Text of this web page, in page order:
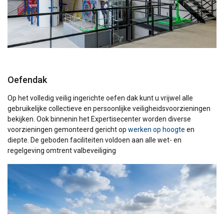
Oefendak
Op het volledig veilig ingerichte oefen dak kunt u vrijwel alle
gebruikelijke collectieve en persoonlijke veiligheidsvoorzieningen
bekijken. Ook binnenin het Expertisecenter worden diverse
voorzieningen gemonteerd gericht op werken op hoogte en
diepte. De geboden faciliteiten voldoen aan alle wet- en
regelgeving omtrent valbeveiliging
DUTCH
Deze website maakt gebruik van
We gebruiken cookies om inhoud en
advertenties te personaliseren en om ons
verkeer te analyseren. We delen ook informatie
over uw gebruik van onze site met onze
advertentie- en analysepartners, die deze
kunnen combineren met andere informatie die
u aan hen heeft verstrekt of die zij hebben
verzameld door uw gebruik van hun diensten.
Privacybeleid
Strikt
noodzakelijk
Prestatie Targeting